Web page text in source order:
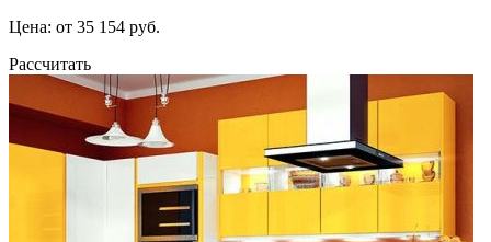
Цена: от 35 154 руб.
Рассчитать